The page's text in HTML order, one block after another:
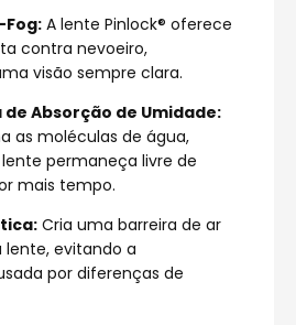
A lente Pinlock® oferece
contra nevoeiro,
visão sempre clara.
Absorção de Umidade:
as moléculas de água,
permaneça livre de
mais tempo.
Cria uma barreira de ar
lente, evitando a
por diferenças de